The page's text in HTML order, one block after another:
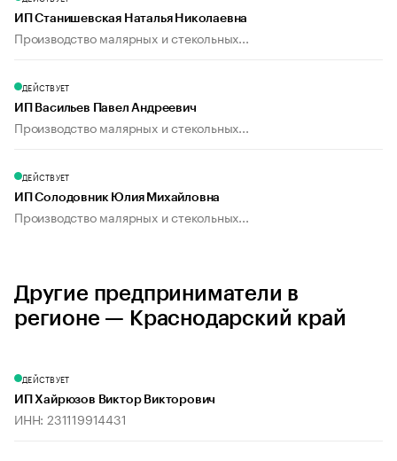
ИП Станишевская Наталья Николаевна
Производство малярных и стекольных...
ДЕЙСТВУЕТ
ИП Васильев Павел Андреевич
Производство малярных и стекольных...
ДЕЙСТВУЕТ
ИП Солодовник Юлия Михайловна
Производство малярных и стекольных...
Другие предприниматели в
регионе — Краснодарский край
ДЕЙСТВУЕТ
ИП Хайрюзов Виктор Викторович
ИНН: 231119914431